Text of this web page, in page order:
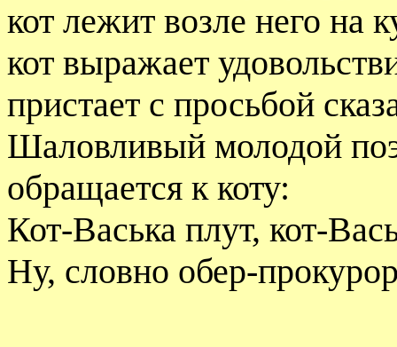
кот лежит возле него на
кот выражает
пристает с просьбой
Шаловливый молодой
обращается к коту:
Кот-Васька плут, кот-
Ну, словно обер-